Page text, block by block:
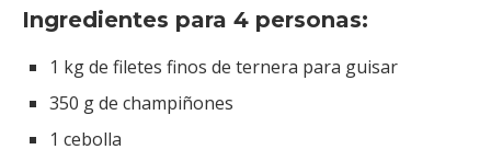
Ingredientes para 4 personas:
1 kg de filetes finos de ternera para guisar
350 g de champiñones
1 cebolla